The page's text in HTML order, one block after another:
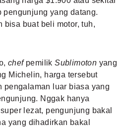
pengunjung yang datang.
bisa buat beli motor, tuh,
chef pemilikSublimoton yang
Michelin, harga tersebut
pengalaman luar biasa yang
Nggak hanya
lezat, pengunjung bakal
yang dihadirkan bakal